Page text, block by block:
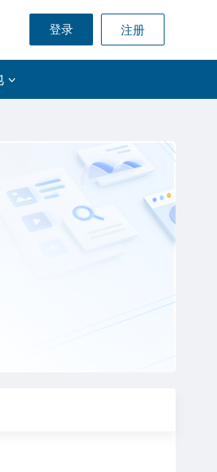
登录 注册